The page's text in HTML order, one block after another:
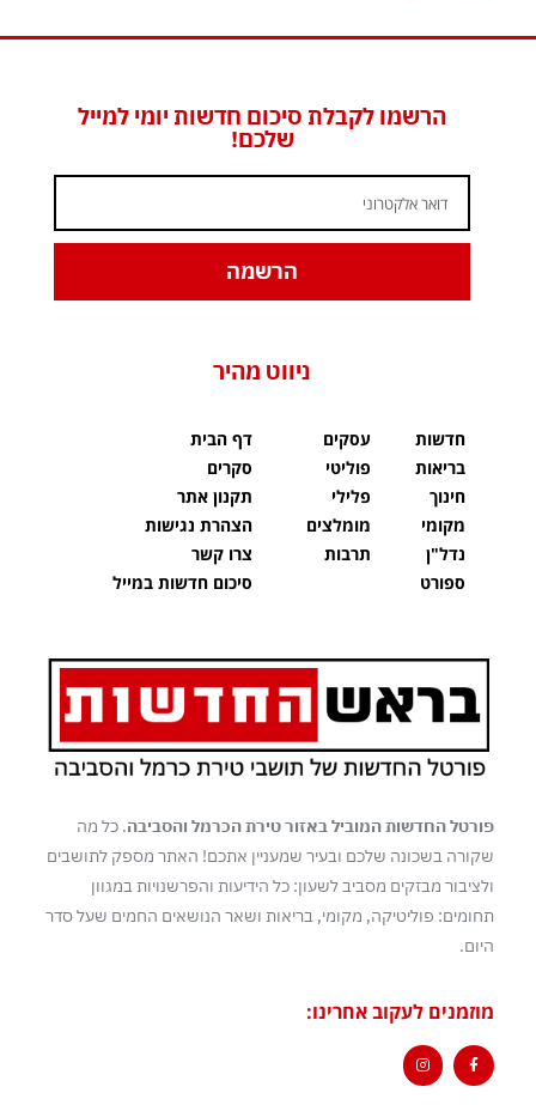
הרשמו לקבלת סיכום חדשות יומי למייל
שלכם!
הרשמה
ניווט מהיר
חדשות
בריאות
חינוך
מקומי
נדל"ן
ספורט
עסקים
פוליטי
פלילי
מומלצים
תרבות
דף הבית
סקרים
תקנון אתר
הצהרת נגישות
צרו קשר
סיכום חדשות במייל
פורטל החדשות המוביל באזור טירת הכרמל והסביבה. כל מה
שקורה בשכונה שלכם ובעיר שמעניין אתכם! האתר מספק לתושבים
ולציבור מבזקים מסביב לשעון: כל הידיעות והפרשנויות במגוון
תחומים: פוליטיקה, מקומי, בריאות ושאר הנושאים החמים שעל סדר
היום.
מוזמנים לעקוב אחרינו: